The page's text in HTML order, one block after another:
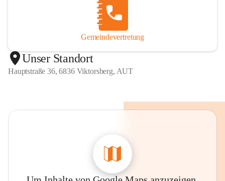
Gemeindevertretung
Unser Standort
Hauptstraße 36, 6836 Viktorsberg, AUT